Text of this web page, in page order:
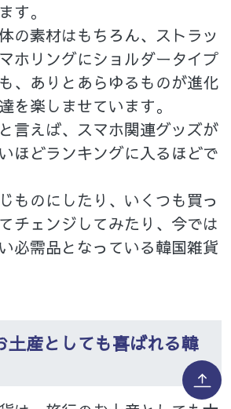
す。
の素材はもちろん、ストラッ
ホリングにショルダータイプ
、ありとあらゆるものが進化
を楽しませています。
言えば、スマホ関連グッズが
ほどランキングに入るほどで
ものにしたり、いくつも買っ
チェンジしてみたり、今では
必需品となっている韓国雑貨
土産としても喜ばれる韓